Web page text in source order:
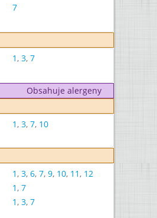
7
1, 3, 7
Obsahuje alergeny
1, 3, 7, 10
1, 3, 6, 7, 9, 10, 11, 12
1, 7
1, 3, 7